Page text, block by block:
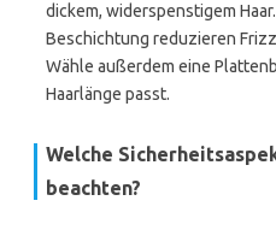
dickem, widerspenstigem
Beschichtung reduzieren
Wähle außerdem eine
Haarlänge passt.
Welche
beachten?